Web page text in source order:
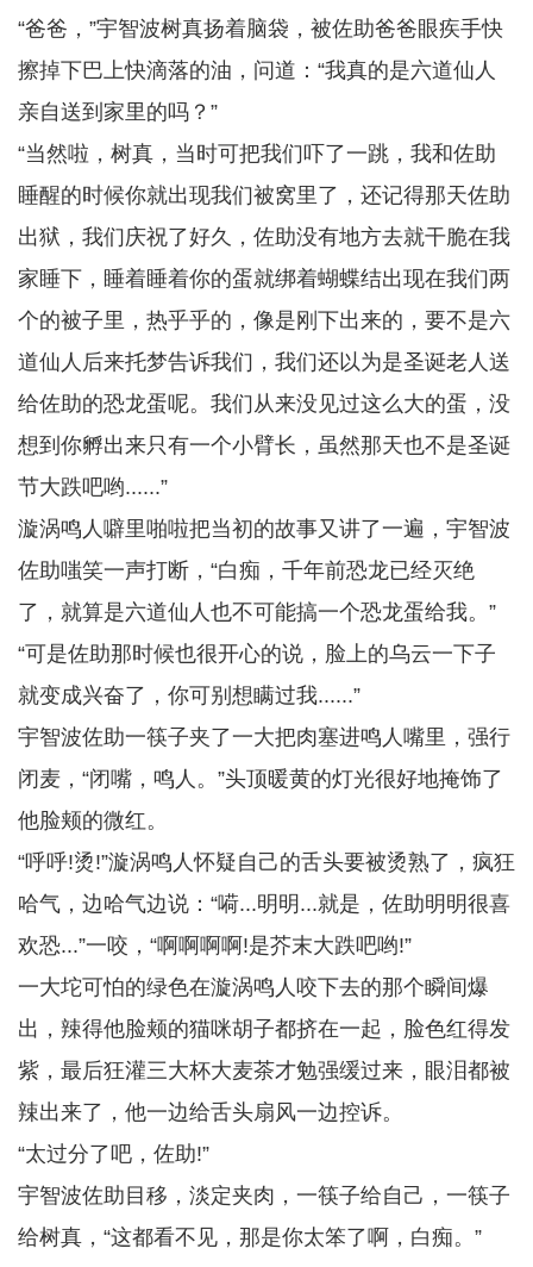
“爸爸，”宇智波树真扬着脑袋，被佐助爸爸眼疾手快
擦掉下巴上快滴落的油，问道：“我真的是六道仙人
亲自送到家里的吗？”
“当然啦，树真，当时可把我们吓了一跳，我和佐助
睡醒的时候你就出现我们被窝里了，还记得那天佐助
出狱，我们庆祝了好久，佐助没有地方去就干脆在我
家睡下，睡着睡着你的蛋就绑着蝴蝶结出现在我们两
个的被子里，热乎乎的，像是刚下出来的，要不是六
道仙人后来托梦告诉我们，我们还以为是圣诞老人送
给佐助的恐龙蛋呢。我们从来没见过这么大的蛋，没
想到你孵出来只有一个小臂长，虽然那天也不是圣诞
节大跌吧哟......”
漩涡鸣人噼里啪啦把当初的故事又讲了一遍，宇智波
佐助嗤笑一声打断，“白痴，千年前恐龙已经灭绝
了，就算是六道仙人也不可能搞一个恐龙蛋给我。”
“可是佐助那时候也很开心的说，脸上的乌云一下子
就变成兴奋了，你可别想瞒过我......”
宇智波佐助一筷子夹了一大把肉塞进鸣人嘴里，强行
闭麦，“闭嘴，鸣人。”头顶暖黄的灯光很好地掩饰了
他脸颊的微红。
“呼呼!烫!”漩涡鸣人怀疑自己的舌头要被烫熟了，疯狂
哈气，边哈气边说：“嗬...明明...就是，佐助明明很喜
欢恐...”一咬，“啊啊啊啊!是芥末大跌吧哟!”
一大坨可怕的绿色在漩涡鸣人咬下去的那个瞬间爆
出，辣得他脸颊的猫咪胡子都挤在一起，脸色红得发
紫，最后狂灌三大杯大麦茶才勉强缓过来，眼泪都被
辣出来了，他一边给舌头扇风一边控诉。
“太过分了吧，佐助!”
宇智波佐助目移，淡定夹肉，一筷子给自己，一筷子
给树真，“这都看不见，那是你太笨了啊，白痴。”